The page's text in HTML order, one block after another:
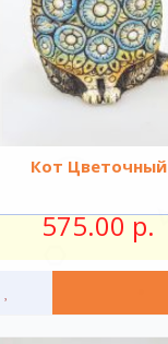
Кот Цветочный
575.00 р.